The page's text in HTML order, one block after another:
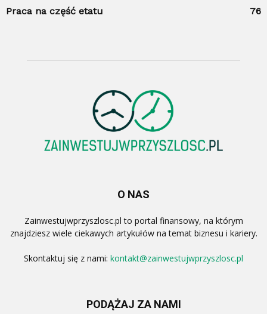
Praca na część etatu
76
O NAS
Zainwestujwprzyszlosc.pl to portal finansowy, na którym
znajdziesz wiele ciekawych artykułów na temat biznesu i kariery.
Skontaktuj się z nami: kontakt@zainwestujwprzyszlosc.pl
PODĄŻAJ ZA NAMI